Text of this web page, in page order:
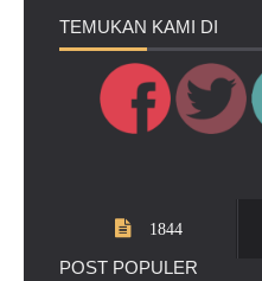
TEMUKAN KAMI DI
1844
POST POPULER